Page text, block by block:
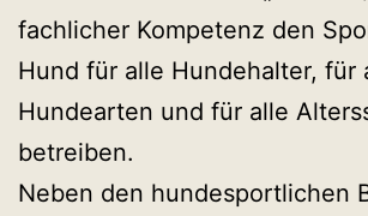
fachlicher Kompetenz den
Hund für alle Hundehalter, für
Hundearten und für alle
betreiben.
Neben den hundesportlichen